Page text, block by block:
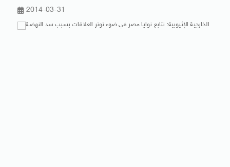
2014-03-31